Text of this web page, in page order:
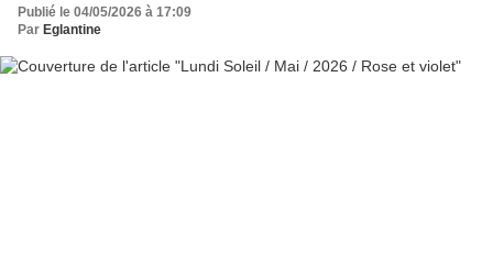
Publié le 04/05/2026 à 17:09
Par Eglantine